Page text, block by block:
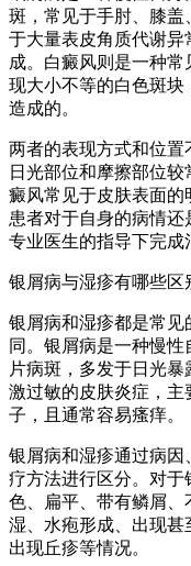
斑，常见于手肘、膝
于大量表皮角质代谢
成。白癜风则是一种
现大小不等的白色斑
造成的。
两者的表现方式和位
日光部位和摩擦部位
癜风常见于皮肤表面
患者对于自身的病情
专业医生的指导下完成
银屑病与湿疹有哪些区
银屑病和湿疹都是常
同。银屑病是一种慢
片病斑，多发于日光
激过敏的皮肤炎症，
子，且通常容易瘙痒。
银屑病和湿疹通过病
疗方法进行区分。对
色、扁平、带有鳞屑、
湿、水疱形成、出现甚
出现丘疹等情况。